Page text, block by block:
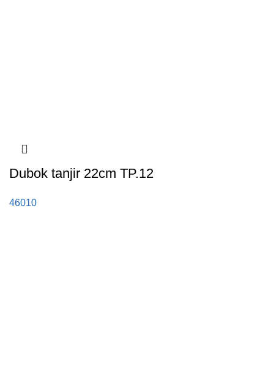
Dubok tanjir 22cm TP.12
46010